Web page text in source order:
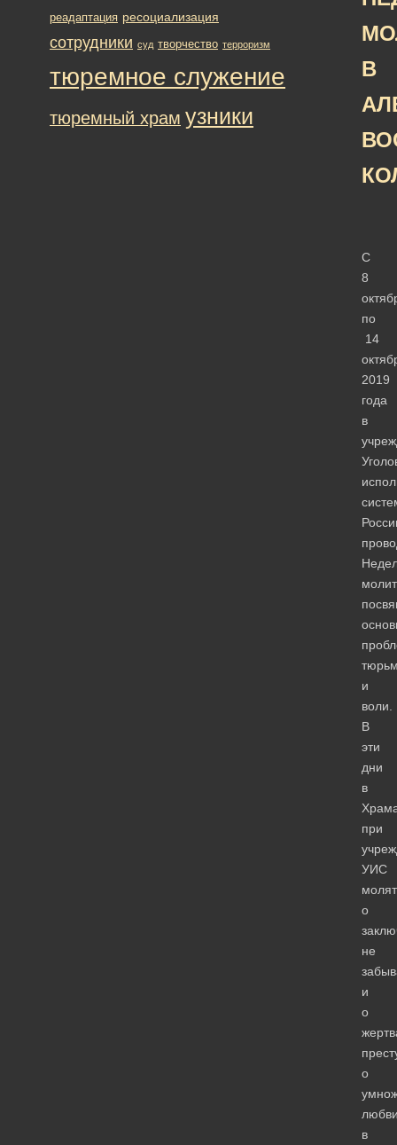
В
С
8
по
14
2019
года
в
и
воли.
В
эти
дни
в
при
УИС
о
не
и
о
о
в
реадаптация ресоциализация
сотрудники суд творчество терроризм
тюремное служение
тюремный храм узники